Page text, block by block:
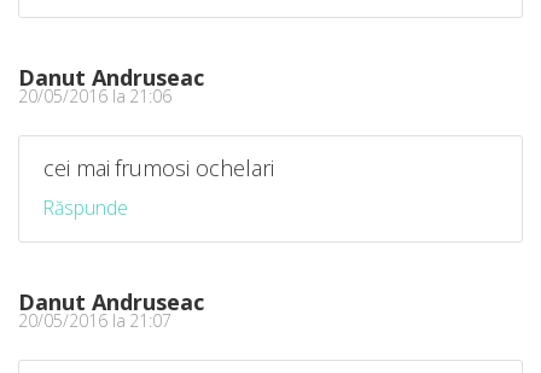
Danut Andruseac
20/05/2016 la 21:06
cei mai frumosi ochelari
Răspunde
Danut Andruseac
20/05/2016 la 21:07